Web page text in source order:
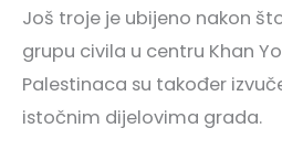
Još troje je ubijeno nakon
grupu civila u centru Khan
Palestinaca su također
istočnim dijelovima grada.